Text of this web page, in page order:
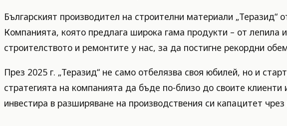
Българският производител на строителни материали „Теразид“
Компанията, която предлага широка гама продукти – от
строителството и ремонтите у нас, за да постигне рекордни
През 2025 г. „Теразид“ не само отбелязва своя юбилей, но и
стратегията на компанията да бъде по-близо до своите
инвестира в разширяване на производствения си капацитет